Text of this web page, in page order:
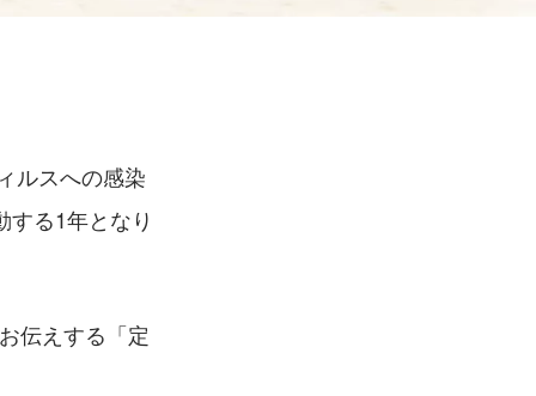
ルスへの感染
る1年となり
伝えする「定